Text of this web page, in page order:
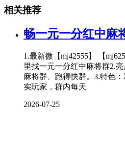
相关推荐
畅一元一分红中麻
1.最新微【mj42555】 【
里找一元一分红中麻将群2.
麻将群、跑得快群。3.特色
实玩家，群内每天
2026-07-25